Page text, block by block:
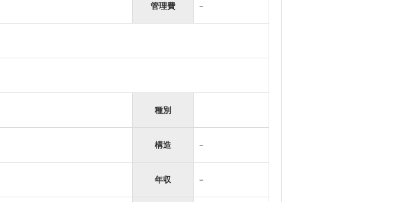
管理費 －
種別
構造 －
年収 －